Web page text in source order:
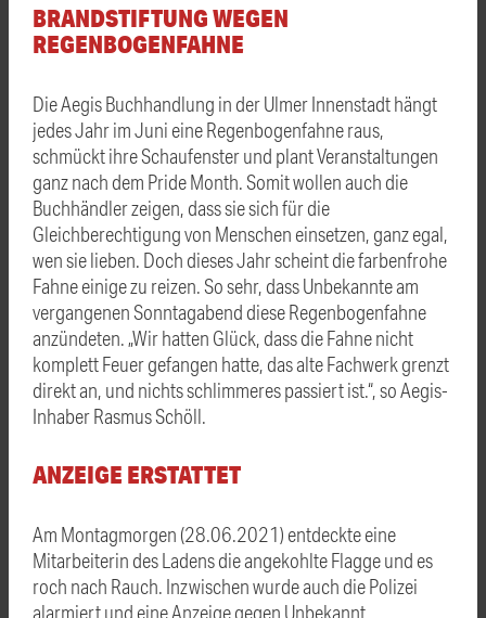
BRANDSTIFTUNG WEGEN
REGENBOGENFAHNE
Die Aegis Buchhandlung in der Ulmer Innenstadt hängt
jedes Jahr im Juni eine Regenbogenfahne raus,
schmückt ihre Schaufenster und plant Veranstaltungen
ganz nach dem Pride Month. Somit wollen auch die
Buchhändler zeigen, dass sie sich für die
Gleichberechtigung von Menschen einsetzen, ganz egal,
wen sie lieben. Doch dieses Jahr scheint die farbenfrohe
Fahne einige zu reizen. So sehr, dass Unbekannte am
vergangenen Sonntagabend diese Regenbogenfahne
anzündeten. „Wir hatten Glück, dass die Fahne nicht
komplett Feuer gefangen hatte, das alte Fachwerk grenzt
direkt an, und nichts schlimmeres passiert ist.“, so Aegis-
Inhaber Rasmus Schöll.
ANZEIGE ERSTATTET
Am Montagmorgen (28.06.2021) entdeckte eine
Mitarbeiterin des Ladens die angekohlte Flagge und es
roch nach Rauch. Inzwischen wurde auch die Polizei
alarmiert und eine Anzeige gegen Unbekannt